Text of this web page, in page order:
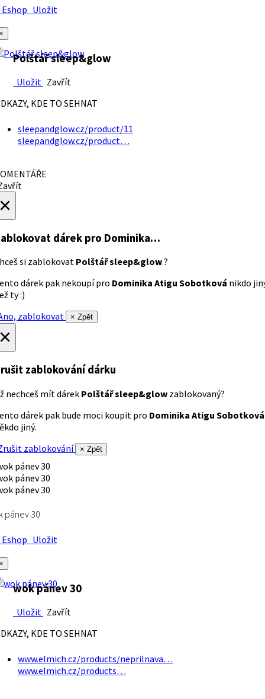
Uložit
Polštář sleep&glow
Uložit Zavřít
KDE TO SEHNAT
sleepandglow.cz/product/11
sleepandglow.cz/product…
dárek pro Dominika…
si zablokovat Polštář sleep&glow?
dárek pak nekoupí pro Dominika Atigu Sobotková nikdo
ty :)
zablokovat
× Zpět
zablokování dárku
nechceš mít dárek Polštář sleep&glow zablokovaný?
dárek pak bude moci koupit pro Dominika Atigu Sobotková
jiný.
zablokování
× Zpět
pánev 30
Uložit
wok pánev 30
Uložit Zavřít
KDE TO SEHNAT
www.elmich.cz/products/neprilnava…
www.elmich.cz/products…